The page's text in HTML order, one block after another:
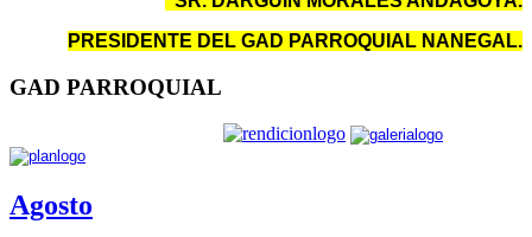
PRESIDENTE DEL GAD PARROQUIAL NANEGAL.
GAD PARROQUIAL
Agosto